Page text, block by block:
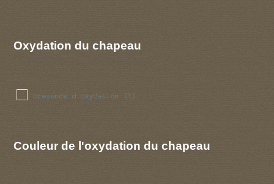
Oxydation du chapeau
presence d oxydation (1)
Couleur de l'oxydation du chapeau